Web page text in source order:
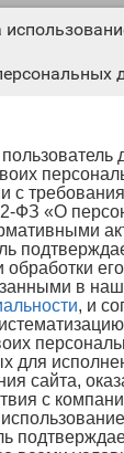
с
ФЗ «О
обработки
в
, и
для
сайта,
с
диск, блок
их следует
В